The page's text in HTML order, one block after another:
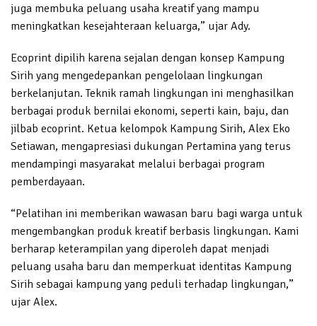
juga membuka peluang usaha kreatif yang mampu
meningkatkan kesejahteraan keluarga,” ujar Ady.
Ecoprint dipilih karena sejalan dengan konsep Kampung
Sirih yang mengedepankan pengelolaan lingkungan
berkelanjutan. Teknik ramah lingkungan ini menghasilkan
berbagai produk bernilai ekonomi, seperti kain, baju, dan
jilbab ecoprint. Ketua kelompok Kampung Sirih, Alex Eko
Setiawan, mengapresiasi dukungan Pertamina yang terus
mendampingi masyarakat melalui berbagai program
pemberdayaan.
“Pelatihan ini memberikan wawasan baru bagi warga untuk
mengembangkan produk kreatif berbasis lingkungan. Kami
berharap keterampilan yang diperoleh dapat menjadi
peluang usaha baru dan memperkuat identitas Kampung
Sirih sebagai kampung yang peduli terhadap lingkungan,”
ujar Alex.